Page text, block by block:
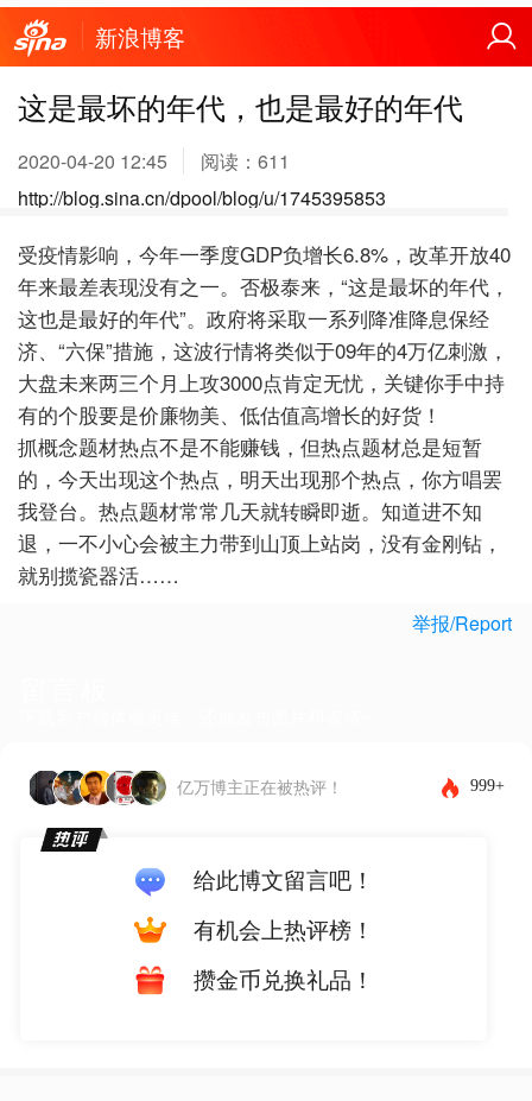
新浪博客
这是最坏的年代，也是最好的年代
2020-04-20 12:45 阅读： 611
http://blog.sina.cn/dpool/blog/u/1745395853
受疫情影响，今年一季度GDP负增长6.8%，改革开放40
年来最差表现没有之一。否极泰来，“这是最坏的年代，
这也是最好的年代”。政府将采取一系列降准降息保经
济、“六保”措施，这波行情将类似于09年的4万亿刺激，
大盘未来两三个月上攻3000点肯定无忧，关键你手中持
有的个股要是价廉物美、低估值高增长的好货！
抓概念题材热点不是不能赚钱，但热点题材总是短暂
的，今天出现这个热点，明天出现那个热点，你方唱罢
我登台。热点题材常常几天就转瞬即逝。知道进不知
退，一不小心会被主力带到山顶上站岗，没有金刚钻，
就别揽瓷器活……
举报/Report
亿万博主正在被热评！ 999+
给此博文留言吧！
有机会上热评榜！
攒金币兑换礼品！